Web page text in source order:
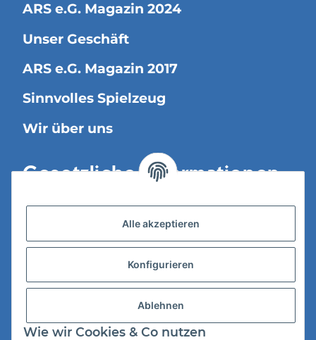
ARS e.G. Magazin 2024
Unser Geschäft
ARS e.G. Magazin 2017
Sinnvolles Spielzeug
Wir über uns
Gesetzliche Informationen
Versandinformationen
Datenschutz
Impressum
Alle akzeptieren
Konfigurieren
Ablehnen
Wie wir Cookies & Co nutzen